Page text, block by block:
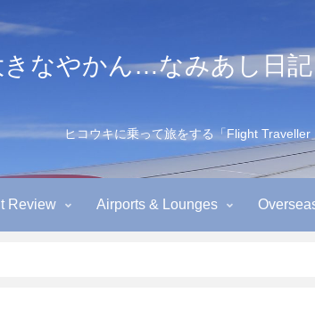
きなやかん…なみあし日
ヒコウキに乗って旅をする「Flight Traveller
Review Airports & Lounges